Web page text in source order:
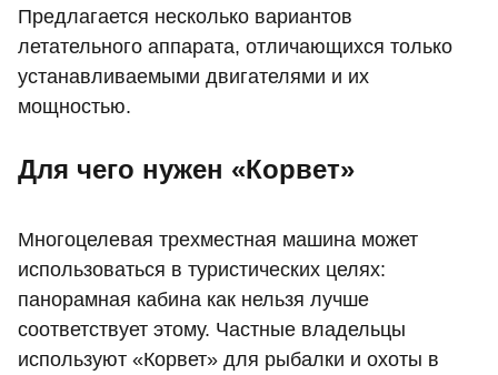
Предлагается несколько вариантов
летательного аппарата, отличающихся только
устанавливаемыми двигателями и их
мощностью.
Для чего нужен «Корвет»
Многоцелевая трехместная машина может
использоваться в туристических целях:
панорамная кабина как нельзя лучше
соответствует этому. Частные владельцы
используют «Корвет» для рыбалки и охоты в